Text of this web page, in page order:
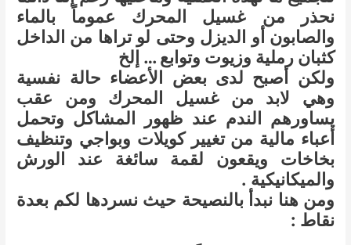
نحذر من غسيل المحرك عموماً بالماء
والصابون أو الديزل وحتى لو تراها من الداخل
كثبان رملية وزيوت وتوابع … إلخ
ولكن أصبح لدى بعض الأعضاء حالة نفسية
وهي لابد من غسيل المحرك ومن عقب
يساورهم الندم عند ظهور المشاكل وتحمل
أعباء مالية من تغيير كويلات وبواجي وتنظيف
بخاخات ويقعون لقمة سائغة عند الورش
والميكانيكية .
ومن هنا نبدأ بالنصيحة حيث نسردها لكم بعدة
نقاط :